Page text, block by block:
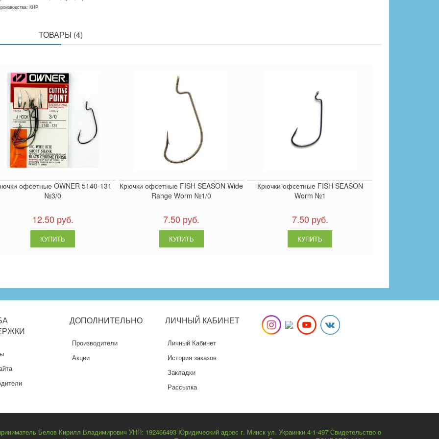
КНР
ТОВАРЫ (4)
офсетные OWNER 5140-131
№3/0
12.50 руб.
Крючки офсетные FISH SEASON Wide
Range Worm №1/0
7.50 руб.
Крючки офсетные FISH SEASON
Worm №1
7.50 руб.
ДОПОЛНИТЕЛЬНО
Производители
Акции
ЛИЧНЫЙ КАБИНЕТ
Личный Кабинет
История заказов
Закладки
Рассылка
Белов Кирилл Владимирович УНП: 192466493 Юридический адрес г. Минск ул. Украинки 4-1-497 Свидетельство о